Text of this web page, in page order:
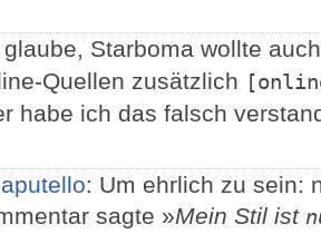
glaube, Starboma wollte
Quellen zusätzlich
habe ich das falsch
: Um ehrlich zu sein:
sagte »Mein Stil ist